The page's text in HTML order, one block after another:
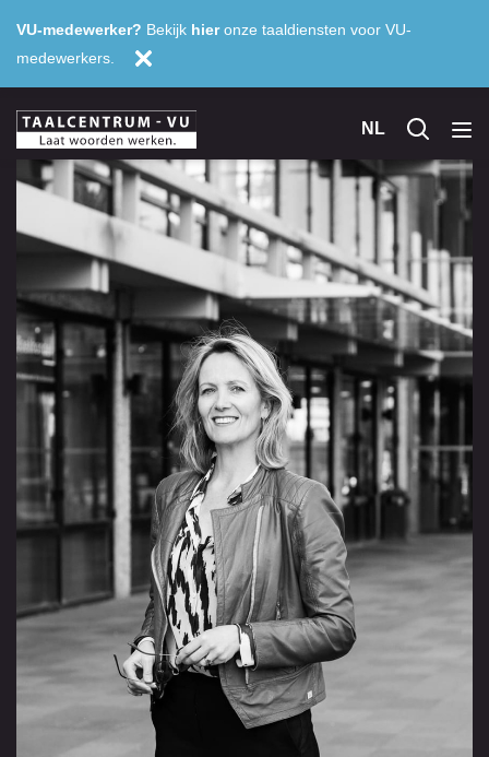
VU-medewerker? Bekijk hieronze taaldiensten voor VU-
medewerkers.
NL